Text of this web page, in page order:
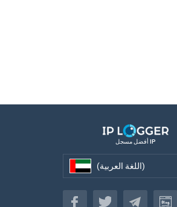
أفضل مسجل IP
(اللغة العربية)
(اللغة العربية)